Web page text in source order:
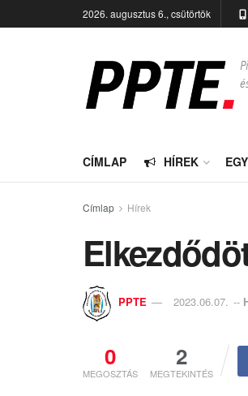
2026. augusztus 6., csütörtök
CÍMLAP HÍREK
Címlap Hírek
PPTE 2023.06.07. --
0
MEGOSZTÁS
2
MEGTEKINTÉS